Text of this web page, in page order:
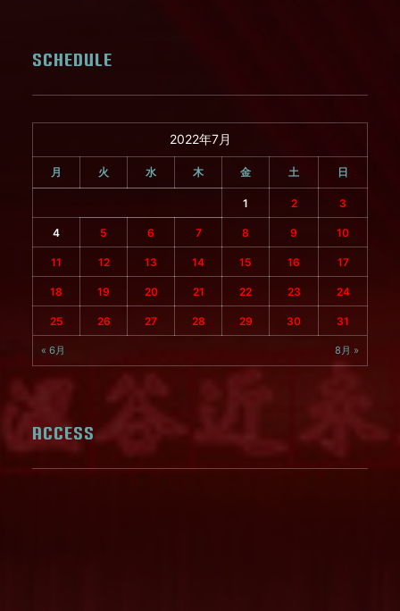
SCHEDULE
2022年7月
月 火 水 木 金 土 日
1 2 3
4 5 6 7 8 9 10
11 12 13 14 15 16 17
18 19 20 21 22 23 24
25 26 27 28 29 30 31
« 6月 8月 »
ACCESS